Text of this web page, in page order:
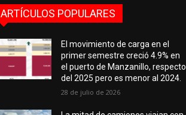
ARTÍCULOS POPULARES
El movimiento de carga en el
primer semestre creció 4.9% en
el puerto de Manzanillo, respecto
del 2025 pero es menor al 2024.
28 de julio de 2026